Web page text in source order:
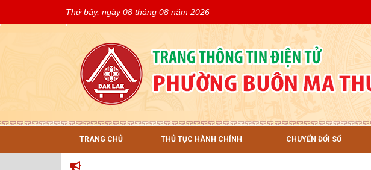
Thứ bảy, ngày 08 tháng 08 năm 2026
TRANG CHỦ THỦ TỤC HÀNH CHÍNH CHUYỂN ĐỔI SỐ